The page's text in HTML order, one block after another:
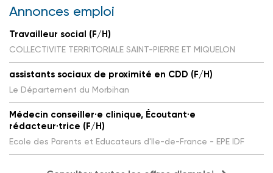
Annonces emploi
Travailleur social (F/H)
COLLECTIVITE TERRITORIALE SAINT-PIERRE ET MIQUELON
assistants sociaux de proximité en CDD (F/H)
Le Département du Morbihan
Médecin conseiller·e clinique, Écoutant·e
rédacteur·trice (F/H)
Ecole des Parents et Educateurs d'Ile-de-France - EPE IDF